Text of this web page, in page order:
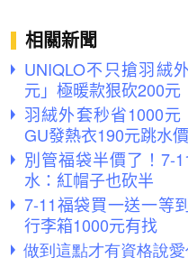
相關新聞
UNIQLO不只搶羽絨
元」極暖款狠砍200元
羽絨外套秒省1000
GU發熱衣190元跳水價
別管福袋半價了！7-
水：紅帽子也砍半
7-11福袋買一送一等
行李箱1000元有找